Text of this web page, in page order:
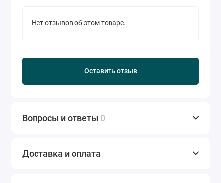
Нет отзывов об этом товаре.
Оставить отзыв
Вопросы и ответы 0
Доставка и оплата